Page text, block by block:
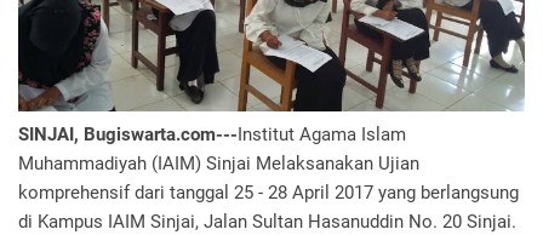
SINJAI, Bugiswarta.com---Institut Agama Islam
Muhammadiyah (IAIM) Sinjai Melaksanakan Ujian
komprehensif dari tanggal 25 - 28 April 2017 yang berlangsung
di Kampus IAIM Sinjai, Jalan Sultan Hasanuddin No. 20 Sinjai.